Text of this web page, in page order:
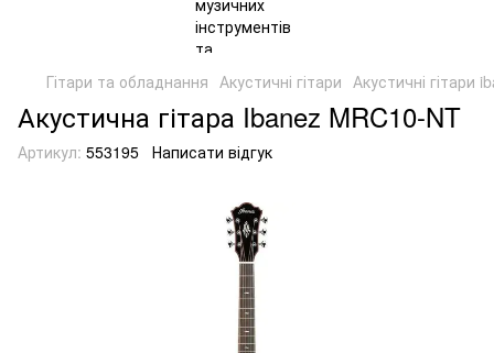
Гітари та обладнання Акустичні гітари Акустичні гітари
Акустична гітара Ibanez MRC10-NT
Артикул: 553195 Написати відгук